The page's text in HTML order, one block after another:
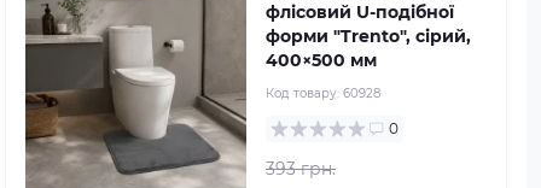
флісовий U-подібної
форми "Trento", сірий,
400×500 мм
Код товару: 60928
0
393 грн.